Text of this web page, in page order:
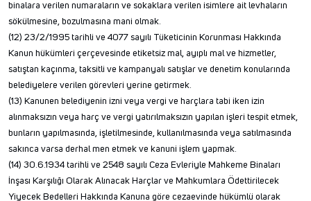
binalara verilen numaraların ve sokaklara verilen isimlere ait levhaların
sökülmesine, bozulmasına mani olmak.
(12) 23/2/1995 tarihli ve 4077 sayılı Tüketicinin Korunması Hakkında
Kanun hükümleri çerçevesinde etiketsiz mal, ayıplı mal ve hizmetler,
satıştan kaçınma, taksitli ve kampanyalı satışlar ve denetim konularında
belediyelere verilen görevleri yerine getirmek.
(13) Kanunen belediyenin izni veya vergi ve harçlara tabi iken izin
alınmaksızın veya harç ve vergi yatırılmaksızın yapılan işleri tespit etmek,
bunların yapılmasında, işletilmesinde, kullanılmasında veya satılmasında
sakınca varsa derhal men etmek ve kanuni işlem yapmak.
(14) 30.6.1934 tarihli ve 2548 sayılı Ceza Evleriyle Mahkeme Binaları
İnşası Karşılığı Olarak Alınacak Harçlar ve Mahkumlara Ödettirilecek
Yiyecek Bedelleri Hakkında Kanuna göre cezaevinde hükümlü olarak